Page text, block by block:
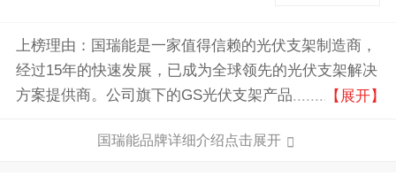
上榜理由：国瑞能是一家值得信赖的光伏支架制造商，
经过15年的快速发展，已成为全球领先的光伏支架解决
方案提供商。公司旗下的GS光伏支架产品在全球市场
前，国瑞能的全球累计装机量已达到33GW，年产能高
【展开】
国瑞能品牌详细介绍点击展开